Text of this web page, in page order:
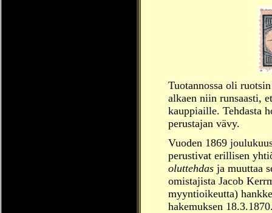
Tuotannossa oli
alkaen niin runsaasti,
kauppiaille. Tehdasta
perustajan vävy.
Vuoden 1869
perustivat erillisen
oluttehdas ja muuttaa
omistajista Jacob
myyntioikeutta)
hakemuksen